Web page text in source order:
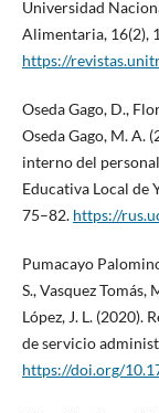
Universidad
Alimentaria, 16(2),
https://
Oseda Gago, D.,
Oseda Gago, M. A.
interno del
Educativa Local de
75–82. https://
Pumacayo
S., Vasquez Tomás,
López, J. L. (2020).
de servicio
https://doi.org/